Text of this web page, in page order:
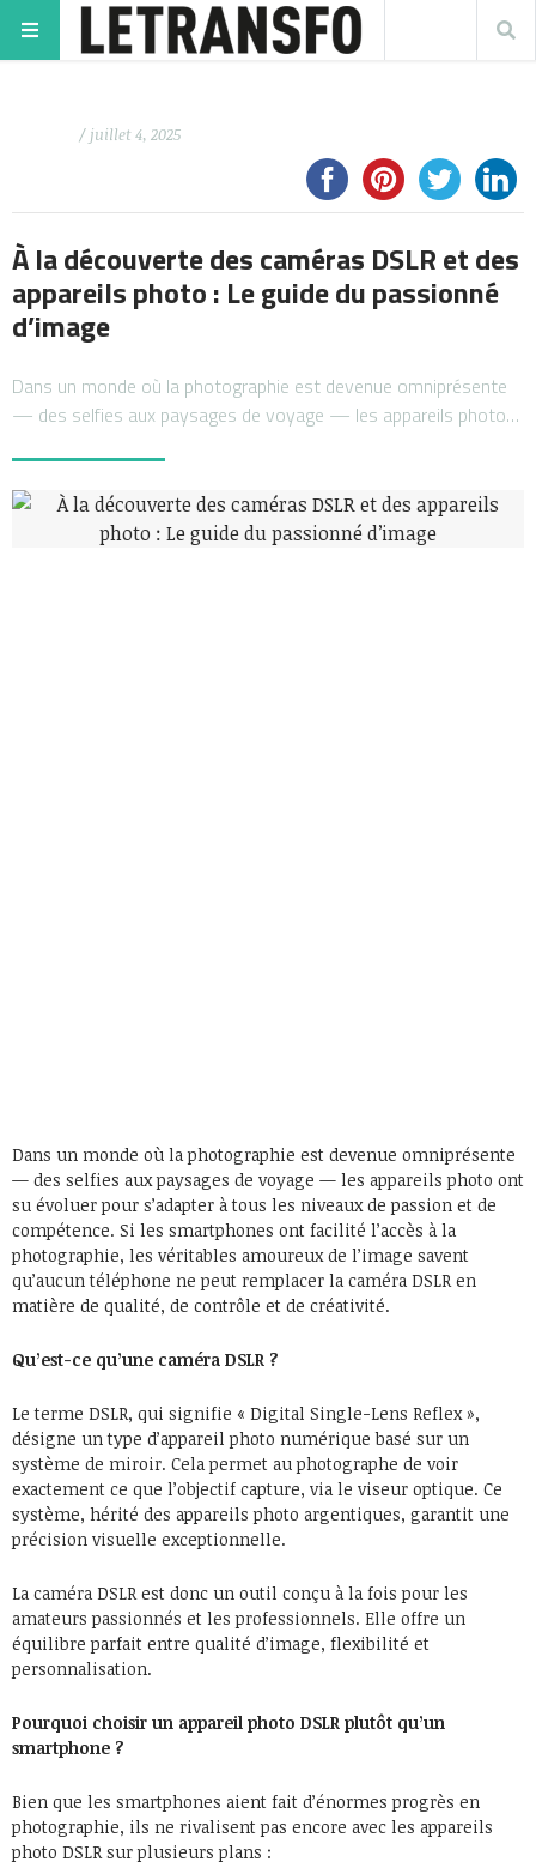
/ juillet 4, 2025
À la découverte des caméras DSLR et des
appareils photo : Le guide du passionné
d’image
Dans un monde où la photographie est devenue omniprésente
— des selfies aux paysages de voyage — les appareils photo…
Dans un monde où la photographie est devenue omniprésente
— des selfies aux paysages de voyage — les appareils photo ont
su évoluer pour s’adapter à tous les niveaux de passion et de
compétence. Si les smartphones ont facilité l’accès à la
photographie, les véritables amoureux de l’image savent
qu’aucun téléphone ne peut remplacer la caméra DSLR en
matière de qualité, de contrôle et de créativité.
Qu’est-ce qu’une caméra DSLR ?
Le terme DSLR, qui signifie « Digital Single-Lens Reflex »,
désigne un type d’appareil photo numérique basé sur un
système de miroir. Cela permet au photographe de voir
exactement ce que l’objectif capture, via le viseur optique. Ce
système, hérité des appareils photo argentiques, garantit une
précision visuelle exceptionnelle.
La caméra DSLR est donc un outil conçu à la fois pour les
amateurs passionnés et les professionnels. Elle offre un
équilibre parfait entre qualité d’image, flexibilité et
personnalisation.
Pourquoi choisir un appareil photo DSLR plutôt qu’un
smartphone ?
Bien que les smartphones aient fait d’énormes progrès en
photographie, ils ne rivalisent pas encore avec les appareils
photo DSLR sur plusieurs plans :